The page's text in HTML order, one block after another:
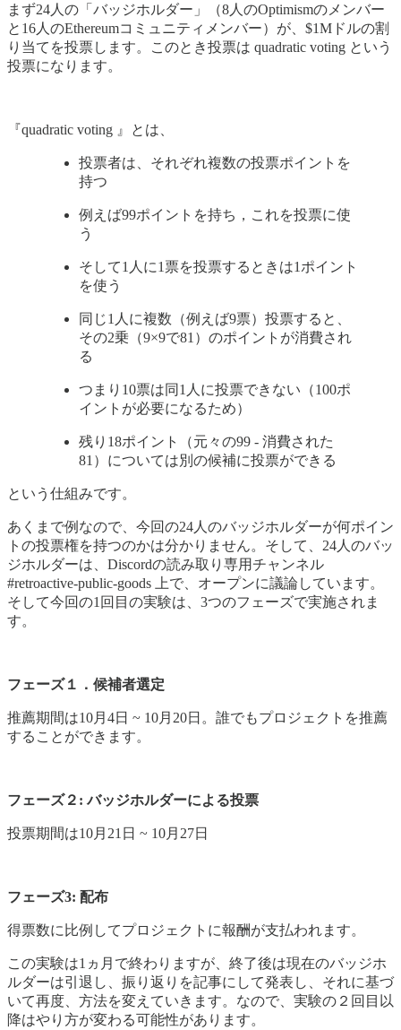
まず24人の「バッジホルダー」（8人のOptimismのメンバー
と16人のEthereumコミュニティメンバー）が、$1Mドルの割
り当てを投票します。このとき投票は quadratic voting という
投票になります。
『quadratic voting 』とは、
投票者は、それぞれ複数の投票ポイントを
持つ
例えば99ポイントを持ち，これを投票に使
う
そして1人に1票を投票するときは1ポイント
を使う
同じ1人に複数（例えば9票）投票すると、
その2乗（9×9で81）のポイントが消費され
る
つまり10票は同1人に投票できない（100ポ
イントが必要になるため）
残り18ポイント（元々の99 - 消費された
81）については別の候補に投票ができる
という仕組みです。
あくまで例なので、今回の24人のバッジホルダーが何ポイン
トの投票権を持つのかは分かりません。そして、24人のバッ
ジホルダーは、Discordの読み取り専用チャンネル
#retroactive-public-goods 上で、オープンに議論しています。
そして今回の1回目の実験は、3つのフェーズで実施されま
す。
フェーズ１．候補者選定
推薦期間は10月4日 ~ 10月20日。誰でもプロジェクトを推薦
することができます。
フェーズ２: バッジホルダーによる投票
投票期間は10月21日 ~ 10月27日
フェーズ3: 配布
得票数に比例してプロジェクトに報酬が支払われます。
この実験は1ヵ月で終わりますが、終了後は現在のバッジホ
ルダーは引退し、振り返りを記事にして発表し、それに基づ
いて再度、方法を変えていきます。なので、実験の２回目以
降はやり方が変わる可能性があります。